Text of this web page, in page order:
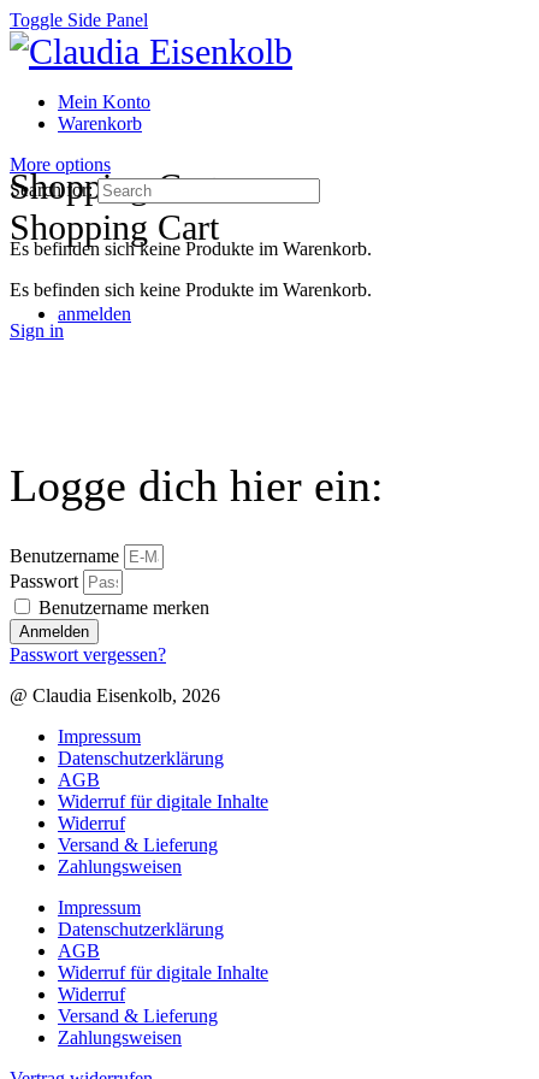
Toggle Side Panel
Mein Konto
Warenkorb
More options
Shopping Cart
Es befinden sich keine Produkte im Warenkorb.
Sign in
Shopping Cart
Es befinden sich keine Produkte im Warenkorb.
Search for:
anmelden
Logge dich hier ein:
Benutzername
Passwort
Benutzername merken
Anmelden
Passwort vergessen?
@ Claudia Eisenkolb, 2026
Impressum
Datenschutzerklärung
AGB
Widerruf für digitale Inhalte
Widerruf
Versand & Lieferung
Zahlungsweisen
Impressum
Datenschutzerklärung
AGB
Widerruf für digitale Inhalte
Widerruf
Versand & Lieferung
Zahlungsweisen